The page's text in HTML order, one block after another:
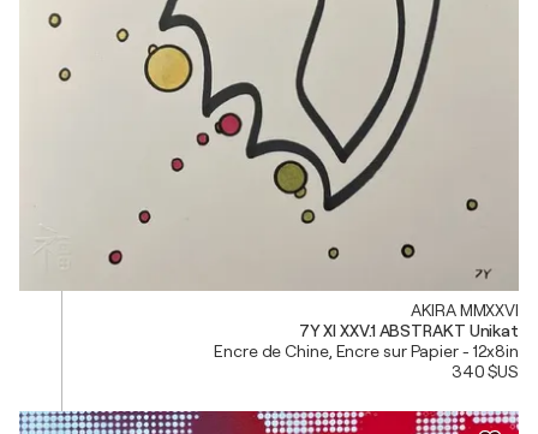
AKIRA MMXXVI
7Y XI XXV.1 ABSTRAKT Unikat
Encre de Chine, Encre sur Papier - 12x8in
340 $US